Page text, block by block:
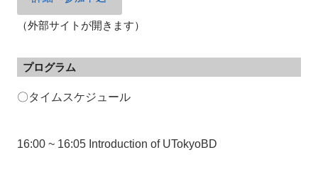
（外部サイトが開きます）
プログラム
〇タイムスケジュール
16:00 ~ 16:05 Introduction of UTokyoBD